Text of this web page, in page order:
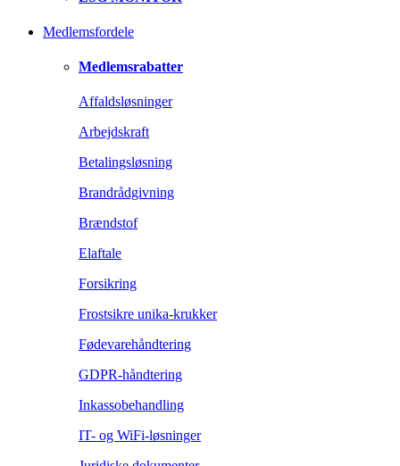
Medlemsfordele
Medlemsrabatter
Affaldsløsninger
Arbejdskraft
Betalingsløsning
Brandrådgivning
Brændstof
Elaftale
Forsikring
Frostsikre unika-krukker
Fødevarehåndtering
GDPR-håndtering
Inkassobehandling
IT- og WiFi-løsninger